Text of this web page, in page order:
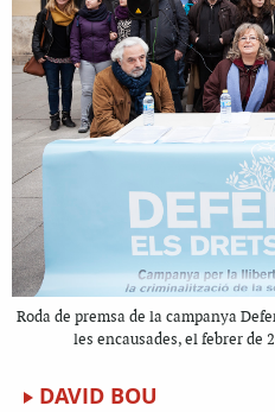
Roda de premsa de la campanya
les encausades, el febrer de
DAVID BOU